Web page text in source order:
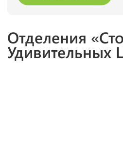
Отделения
Удивительных